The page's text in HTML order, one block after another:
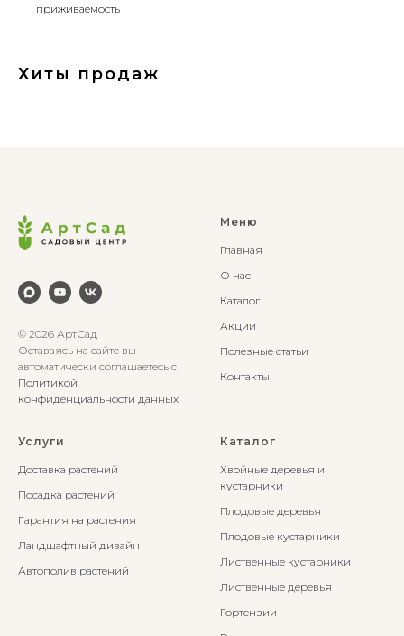
приживаемость
Хиты продаж
© 2026 АртСад
Оставаясь на сайте вы
автоматически соглашаетесь с
Политикой
конфиденциальности данных
Меню
Главная
О нас
Каталог
Акции
Полезные статьи
Контакты
Услуги
Доставка растений
Посадка растений
Гарантия на растения
Ландшафтный дизайн
Автополив растений
Каталог
Хвойные деревья и
кустарники
Плодовые деревья
Плодовые кустарники
Лиственные кустарники
Лиственные деревья
Гортензии